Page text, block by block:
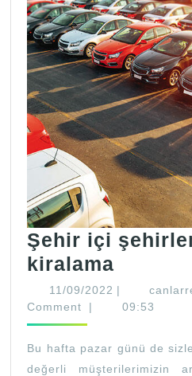
Şehir içi
kiralama
içi
11/09/2022 11/09/2022
|
Comment
| 09:53
Bu hafta pazar günü de
değerli müşterilerimizin